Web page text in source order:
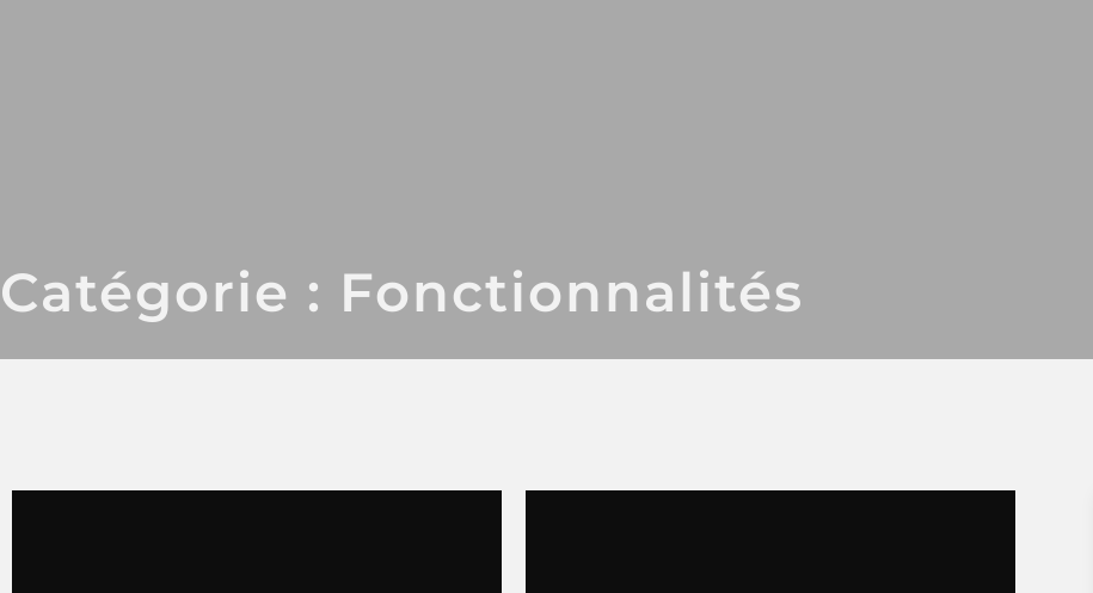
Catégorie : Fonctionnalités